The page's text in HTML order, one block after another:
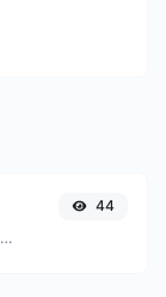
HTML kodunuzu gereksiz karakterleri kaldırarak optimize edin.
44